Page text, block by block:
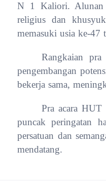
N 1 Kaliori. Alunan
religius dan
memasuki usia ke-47
Rangkaian
pengembangan
bekerja sama,
Pra acara HUT
puncak peringatan
persatuan dan
mendatang.